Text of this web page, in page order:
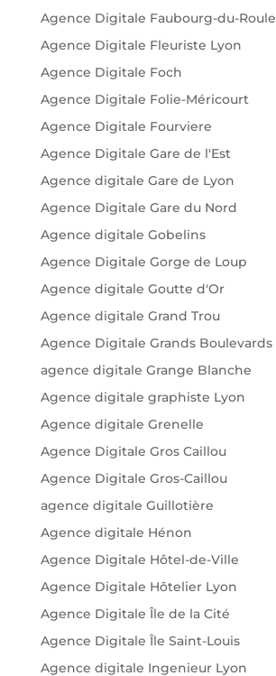
Agence Digitale Faubourg-du-Roule
Agence Digitale Fleuriste Lyon
Agence Digitale Foch
Agence Digitale Folie-Méricourt
Agence Digitale Fourviere
Agence Digitale Gare de l'Est
Agence digitale Gare de Lyon
Agence Digitale Gare du Nord
Agence digitale Gobelins
Agence Digitale Gorge de Loup
Agence digitale Goutte d'Or
Agence digitale Grand Trou
Agence Digitale Grands Boulevards
agence digitale Grange Blanche
Agence digitale graphiste Lyon
Agence digitale Grenelle
Agence Digitale Gros Caillou
Agence Digitale Gros-Caillou
agence digitale Guillotière
Agence digitale Hénon
Agence Digitale Hôtel-de-Ville
Agence Digitale Hôtelier Lyon
Agence Digitale Île de la Cité
Agence Digitale Île Saint-Louis
Agence digitale Ingenieur Lyon